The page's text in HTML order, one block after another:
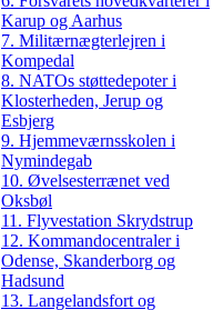
Karup og Aarhus
7. Militærnægterlejren i
Kompedal
8. NATOs støttedepoter i
Klosterheden, Jerup og
Esbjerg
9. Hjemmeværnsskolen i
Nymindegab
10. Øvelsesterrænet ved
Oksbøl
11. Flyvestation Skrydstrup
12. Kommandocentraler i
Odense, Skanderborg og
Hadsund
13. Langelandsfort og